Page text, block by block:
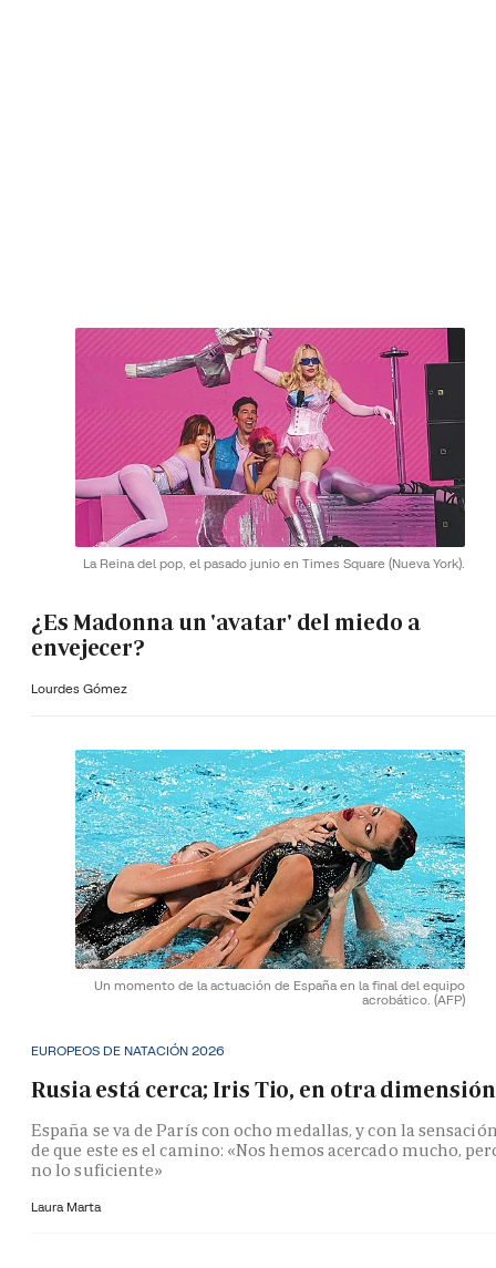
La Reina del pop, el pasado junio en Times Square (Nueva York).
¿Es Madonna un 'avatar' del miedo a
envejecer?
Lourdes Gómez
Un momento de la actuación de España en la final del equipo
acrobático. (AFP)
EUROPEOS DE NATACIÓN 2026
Rusia está cerca; Iris Tio, en otra dimensión
España se va de París con ocho medallas, y con la
de que este es el camino: «Nos hemos acercado mucho,
no lo suficiente»
Laura Marta